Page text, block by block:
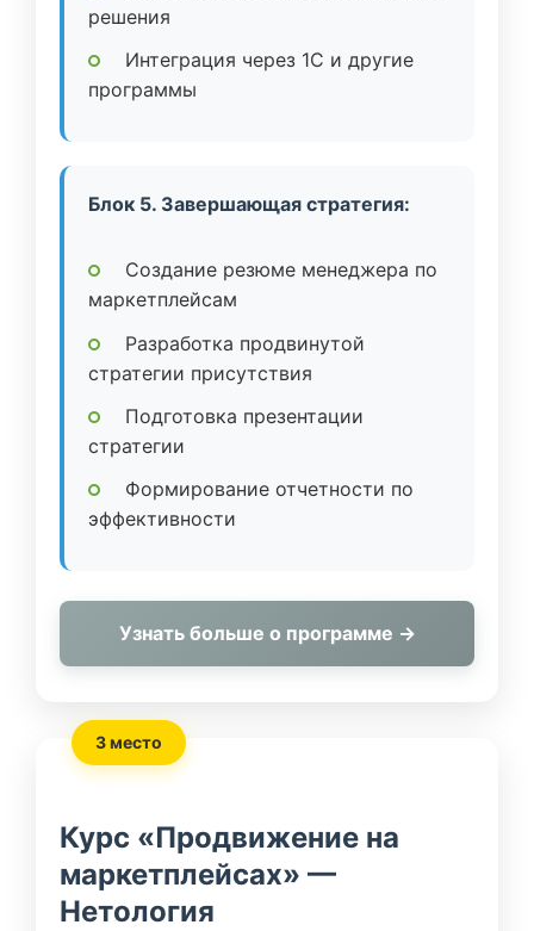
решения
Интеграция через 1C и другие
программы
Блок 5. Завершающая стратегия:
Создание резюме менеджера по
маркетплейсам
Разработка продвинутой
стратегии присутствия
Подготовка презентации
стратегии
Формирование отчетности по
эффективности
Узнать больше о программе →
3 место
Курс «Продвижение на
маркетплейсах» —
Нетология